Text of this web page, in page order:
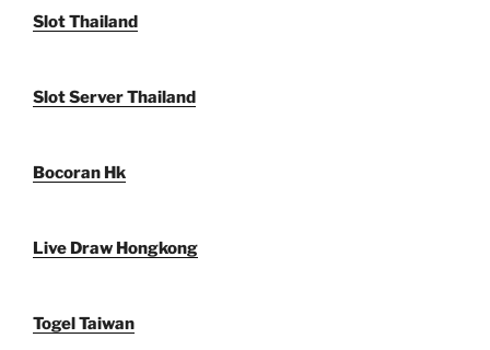
Slot Thailand
Slot Server Thailand
Bocoran Hk
Live Draw Hongkong
Togel Taiwan